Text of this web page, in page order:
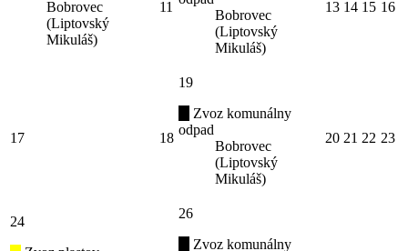
Bobrovec
(Liptovský
Mikuláš)
11
Bobrovec
(Liptovský
Mikuláš)
13 14 15 16
17 18
19
Zvoz komunálny
odpad
Bobrovec
(Liptovský
Mikuláš)
20 21 22 23
24
26
Zvoz komunálny